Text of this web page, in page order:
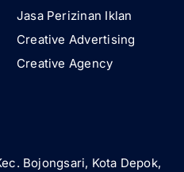
Jasa Perizinan Iklan
Creative Advertising
Creative Agency
Bojongsari, Kota Depok,